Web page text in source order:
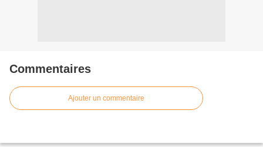
Commentaires
Ajouter un commentaire